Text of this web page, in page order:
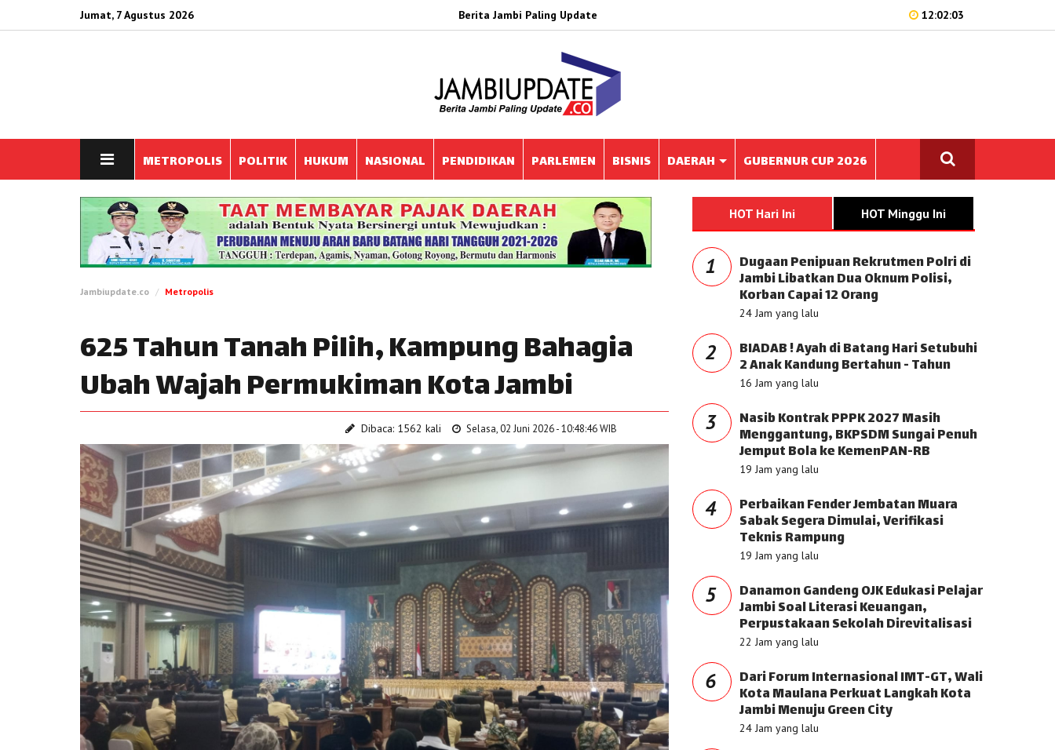
Jumat, 7 Agustus 2026 Berita Jambi Paling Update 12:02:03
METROPOLIS POLITIK HUKUM NASIONAL PENDIDIKAN PARLEMEN BISNIS DAERAH GUBERNUR CUP 2026
Jambiupdate.co Metropolis
625 Tahun Tanah Pilih, Kampung Bahagia
Ubah Wajah Permukiman Kota Jambi
Dibaca: 1562 kali Selasa, 02 Juni 2026 - 10:48:46 WIB
HOT Hari Ini HOT Minggu Ini
1 Dugaan Penipuan Rekrutmen Polri di
Jambi Libatkan Dua Oknum Polisi,
Korban Capai 12 Orang
24 Jam yang lalu
2 BIADAB ! Ayah di Batang Hari Setubuhi
2 Anak Kandung Bertahun - Tahun
16 Jam yang lalu
3 Nasib Kontrak PPPK 2027 Masih
Menggantung, BKPSDM Sungai Penuh
Jemput Bola ke KemenPAN-RB
19 Jam yang lalu
4 Perbaikan Fender Jembatan Muara
Sabak Segera Dimulai, Verifikasi
Teknis Rampung
19 Jam yang lalu
5 Danamon Gandeng OJK Edukasi Pelajar
Jambi Soal Literasi Keuangan,
Perpustakaan Sekolah Direvitalisasi
22 Jam yang lalu
6 Dari Forum Internasional IMT-GT, Wali
Kota Maulana Perkuat Langkah Kota
Jambi Menuju Green City
24 Jam yang lalu